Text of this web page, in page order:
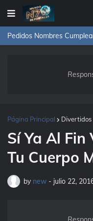
Pedidos Nombres
Página Principal Divertidos
Sí Ya Al Fin
Tu Cuerpo
by new - julio 22,